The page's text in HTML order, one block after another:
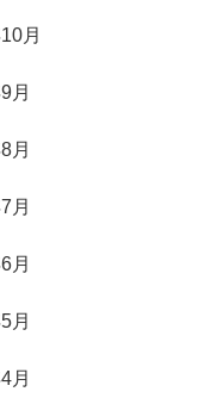
月
月
月
月
月
月
月